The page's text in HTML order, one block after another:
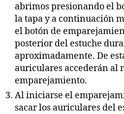
abrimos presionando el
la tapa y a continuación
el botón de
posterior del estuche
aproximadamente. De
auriculares accederán al
emparejamiento.
Al iniciarse el
sacar los auriculares del